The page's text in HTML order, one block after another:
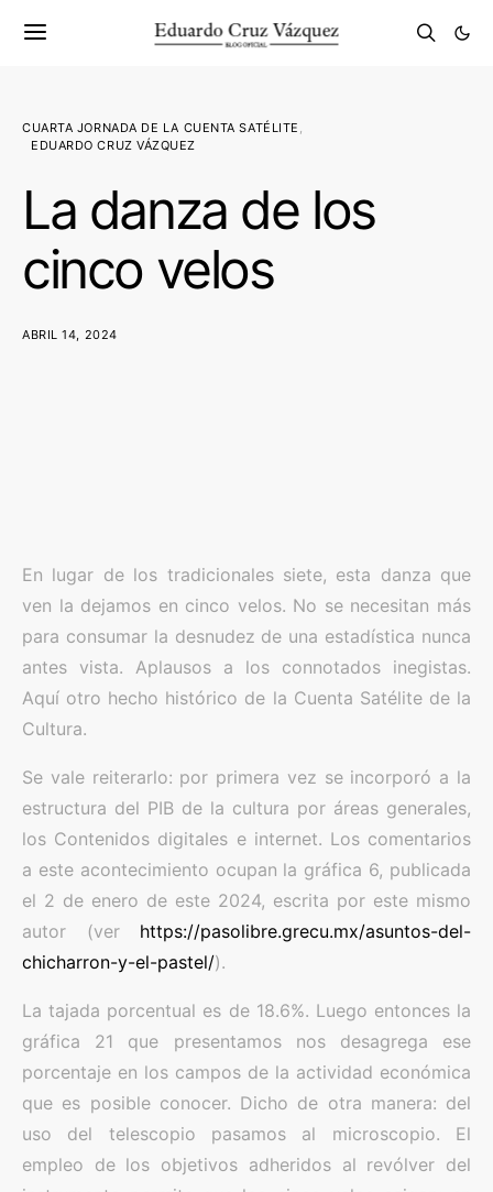
CUARTA JORNADA DE LA CUENTA SATÉLITE
EDUARDO CRUZ VÁZQUEZ
La danza de los
cinco velos
ABRIL 14, 2024
En lugar de los tradicionales siete, esta danza que
ven la dejamos en cinco velos. No se necesitan más
para consumar la desnudez de una estadística nunca
antes vista. Aplausos a los connotados inegistas.
Aquí otro hecho histórico de la Cuenta Satélite de la
Cultura.
Se vale reiterarlo: por primera vez se incorporó a la
estructura del PIB de la cultura por áreas generales,
los Contenidos digitales e internet. Los comentarios
a este acontecimiento ocupan la gráfica 6, publicada
el 2 de enero de este 2024, escrita por este mismo
autor (ver https://pasolibre.grecu.mx/asuntos-del-
chicharron-y-el-pastel/).
La tajada porcentual es de 18.6%. Luego entonces la
gráfica 21 que presentamos nos desagrega ese
porcentaje en los campos de la actividad económica
que es posible conocer. Dicho de otra manera: del
uso del telescopio pasamos al microscopio. El
empleo de los objetivos adheridos al revólver del